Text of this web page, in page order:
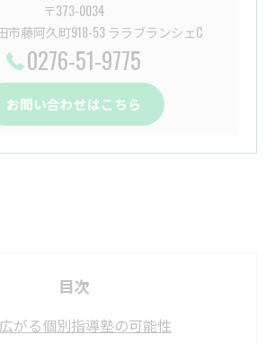
〒373-0034
市藤阿久町918-53 ララブランシェC
0276-51-9775
お問い合わせはこちら
目次
がる個別指導塾の可能性